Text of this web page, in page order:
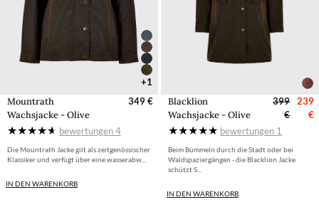
+1
Mountrath
Wachsjacke - Olive
349 €
bewertungen4
Die Mountrath Jacke gilt als zeitgenössischer
Klassiker und verfügt über eine wasserabw...
IN DEN WARENKORB
Blacklion
Wachsjacke - Olive
399
€
239
€
bewertungen 1
Beim Bummeln durch die Stadt oder bei
Waldspaziergängen - die Blacklion Jacke
schützt S...
IN DEN WARENKORB